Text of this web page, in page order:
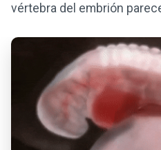
vértebra del embrión